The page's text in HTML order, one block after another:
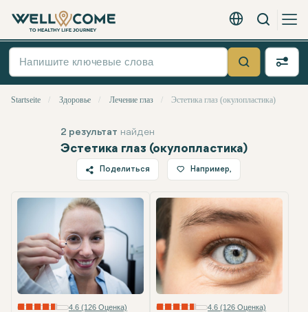
Русский - EUR
Вызов
Быстрое
Suche
Startseite Здоровье Лечение глаз Эстетика глаз (окулопластика)
Эстетика глаз (окулопластика)
2 результат найден
Поделиться
Twitter
Facebook
Linkedin
WhatsApp
Telegram
Электронная почта
Например,
4.6 (126 Оценка) 4.6 (126 Оценка)